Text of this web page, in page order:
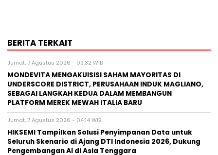
BERITA TERKAIT
Jumat, 7 Agustus 2026 - 09:32 WIB
MONDEVITA MENGAKUISISI SAHAM MAYORITAS DI
UNDERSCORE DISTRICT, PERUSAHAAN INDUK MAGLIANO,
SEBAGAI LANGKAH KEDUA DALAM MEMBANGUN
PLATFORM MEREK MEWAH ITALIA BARU
Jumat, 7 Agustus 2026 - 04:14 WIB
HIKSEMI Tampilkan Solusi Penyimpanan Data untuk
Seluruh Skenario di Ajang DTI Indonesia 2026, Dukung
Pengembangan AI di Asia Tenggara